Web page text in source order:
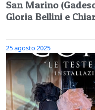
San Marino
Gloria Bellini e
25 agosto 2025